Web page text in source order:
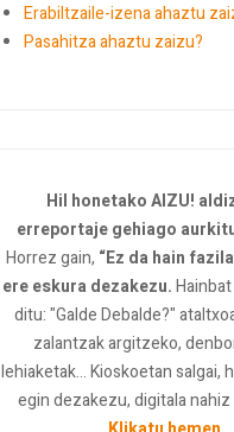
Erabiltzaile-izena ahaztu
Pasahitza ahaztu zaizu?
Hil honetako AIZU!
erreportaje gehiago
Horrez gain, “Ez da hain
ere eskura dezakezu.
ditu: "Galde Debalde?"
zalantzak argitzeko,
lehiaketak... Kioskoetan salgai,
egin dezakezu, digitala